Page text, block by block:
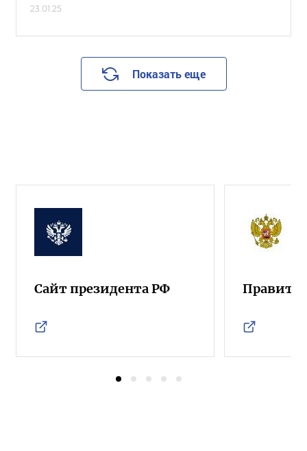
23.01.25
Показать еще
Сайт президента РФ